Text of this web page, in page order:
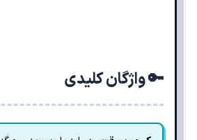
🔑 واژگان کلیدی